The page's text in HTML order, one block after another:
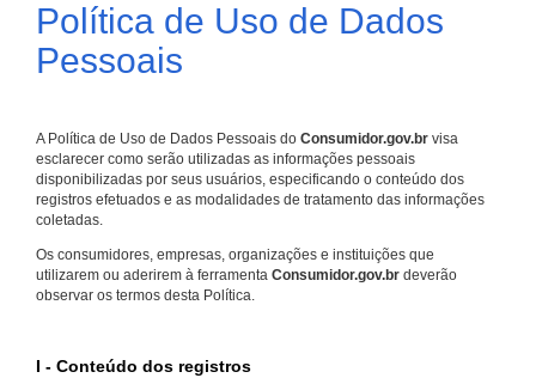
Política de Uso de Dados
Pessoais
A Política de Uso de Dados Pessoais do Consumidor.gov.br visa
esclarecer como serão utilizadas as informações pessoais
disponibilizadas por seus usuários, especificando o conteúdo dos
registros efetuados e as modalidades de tratamento das informações
coletadas.
Os consumidores, empresas, organizações e instituições que
utilizarem ou aderirem à ferramenta Consumidor.gov.br deverão
observar os termos desta Política.
I - Conteúdo dos registros